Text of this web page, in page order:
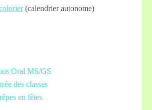
(calendrier autonome)
Oral MS/GS
des classes
en fêtes